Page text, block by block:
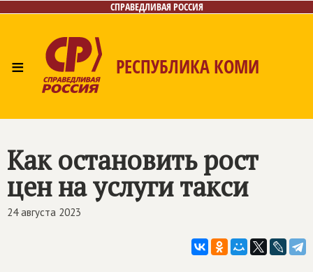
СПРАВЕДЛИВАЯ РОССИЯ
≡ РЕСПУБЛИКА КОМИ
Как остановить рост
цен на услуги такси
24 августа 2023